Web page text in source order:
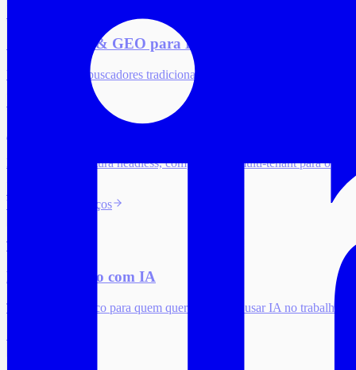
SEO Técnico & GEO para E‑Commerce
Visibilidade em buscadores tradicionais e em respostas de IA com
Design de arquitetura headless, composable e multi-tenant para
Ver todos os serviços
Treinamento
Primeiro Passo com IA
Treinamento prático para quem quer começar a usar IA no trabalho.